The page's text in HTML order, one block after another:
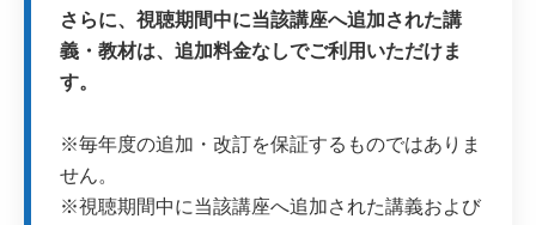
さらに、視聴期間中に当該講座へ追加された講
義・教材は、追加料金なしでご利用いただけま
す。
※毎年度の追加・改訂を保証するものではありま
せん。
※視聴期間中に当該講座へ追加された講義および